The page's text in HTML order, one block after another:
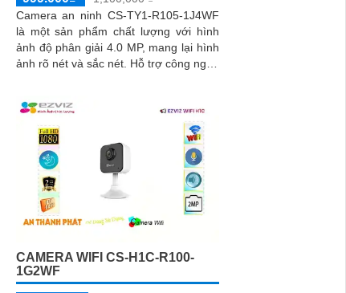
Camera an ninh CS-TY1-R105-1J4WF
là một sản phẩm chất lượng với hình
ảnh độ phân giải 4.0 MP, mang lại hình
ảnh rõ nét và sắc nét. Hỗ trợ công nghệ
CAMERA WIFI CS-H1C-R100-
1G2WF